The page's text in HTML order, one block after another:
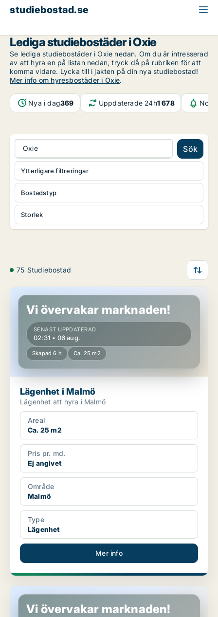
studiebostad.se
Lediga studiebostäder i Oxie
Se lediga studiebostäder i Oxie nedan. Om du är intresserad
av att hyra en på listan nedan, tryck då på rubriken för att
komma vidare. Lycka till i jakten på din nya studiebostad!
Mer info om hyresbostäder i Oxie.
Nya i dag369 Uppdaterade 24h1 678
Oxie Sök
Bostadstyp
Storlek
Ytterligare filtreringar
75 Studiebostad
Lägenhet i Malmö
Vi övervakar marknaden!
SENAST UPPDATERAD
02:31 • 06 aug.
Skapad 6 h Ca. 25 m2
Lägenhet i Malmö
Lägenhet att hyra i Malmö
Areal
Ca. 25 m2
Pris pr. md.
Ej angivet
Område
Malmö
Type
Lägenhet
Mer info
Lägenhet i Malmö
Vi övervakar marknaden!